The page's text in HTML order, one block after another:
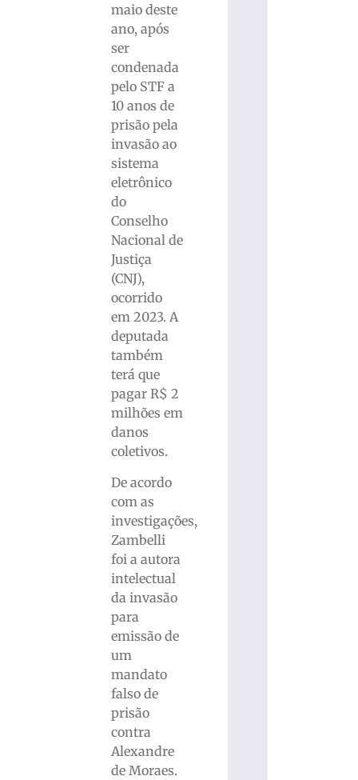
maio deste
ano, após
ser
condenada
pelo STF a
10 anos de
prisão pela
invasão ao
sistema
eletrônico
do
Conselho
Nacional de
Justiça
(CNJ),
ocorrido
em 2023. A
deputada
também
terá que
pagar R$ 2
milhões em
danos
coletivos.
De acordo
com as
investigações,
Zambelli
foi a autora
intelectual
da invasão
para
emissão de
um
mandato
falso de
prisão
contra
Alexandre
de Moraes.